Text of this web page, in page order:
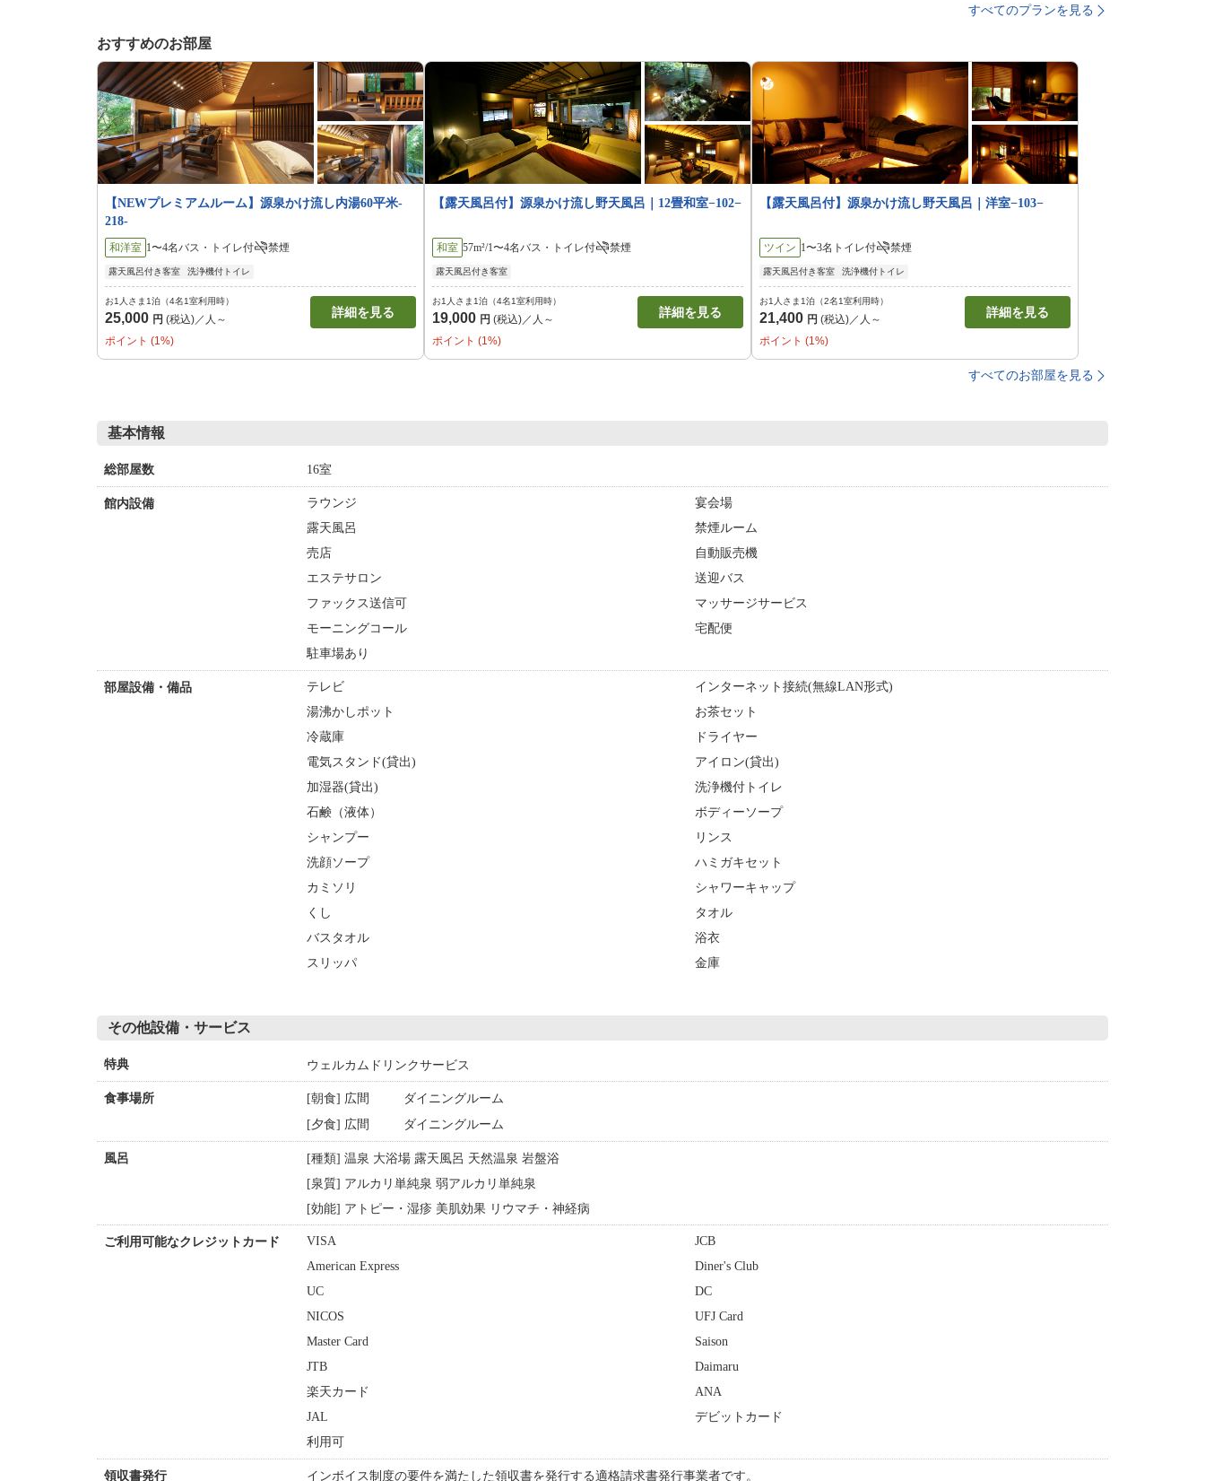
すべてのプランを見る
おすすめのお部屋
【NEWプレミアムルーム】源泉かけ流し内湯60平米‐
218‐
和洋室 1〜4名バス・トイレ付 禁煙
露天風呂付き客室 洗浄機付トイレ
お1人さま1泊（4名1室利用時）
25,000 円 (税込)／人～ 詳細を見る
ポイント (1%)
【露天風呂付】源泉かけ流し野天風呂｜12畳和室−102−
和室 57m²/1〜4名バス・トイレ付 禁煙
露天風呂付き客室
お1人さま1泊（4名1室利用時）
19,000 円 (税込)／人～ 詳細を見る
ポイント (1%)
【露天風呂付】源泉かけ流し野天風呂｜洋室−103−
ツイン 1〜3名 トイレ付 禁煙
露天風呂付き客室 洗浄機付トイレ
お1人さま1泊（2名1室利用時）
21,400 円 (税込)／人～ 詳細を見る
ポイント (1%)
すべてのお部屋を見る
基本情報
総部屋数 16室
館内設備 ラウンジ
宴会場
露天風呂
禁煙ルーム
売店
自動販売機
エステサロン
送迎バス
ファックス送信可
マッサージサービス
モーニングコール
宅配便
駐車場あり
部屋設備・備品 テレビ
インターネット接続(無線LAN形式)
湯沸かしポット
お茶セット
冷蔵庫
ドライヤー
電気スタンド(貸出)
アイロン(貸出)
加湿器(貸出)
洗浄機付トイレ
石鹸（液体）
ボディーソープ
シャンプー
リンス
洗顔ソープ
ハミガキセット
カミソリ
シャワーキャップ
くし
タオル
バスタオル
浴衣
スリッパ
金庫
その他設備・サービス
特典 ウェルカムドリンクサービス
食事場所 [朝食] 広間
ダイニングルーム
[夕食] 広間
ダイニングルーム
風呂
[種類] 温泉 大浴場 露天風呂 天然温泉 岩盤浴
[泉質] アルカリ単純泉 弱アルカリ単純泉
[効能] アトピー・湿疹 美肌効果 リウマチ・神経病
ご利用可能なクレジットカード VISA
JCB
American Express
Diner's Club
UC
DC
NICOS
UFJ Card
Master Card
Saison
JTB
Daimaru
楽天カード
ANA
JAL
デビットカード
利用可
領収書発行 インボイス制度の要件を満たした領収書を発行する適格請求書発行事業者です。